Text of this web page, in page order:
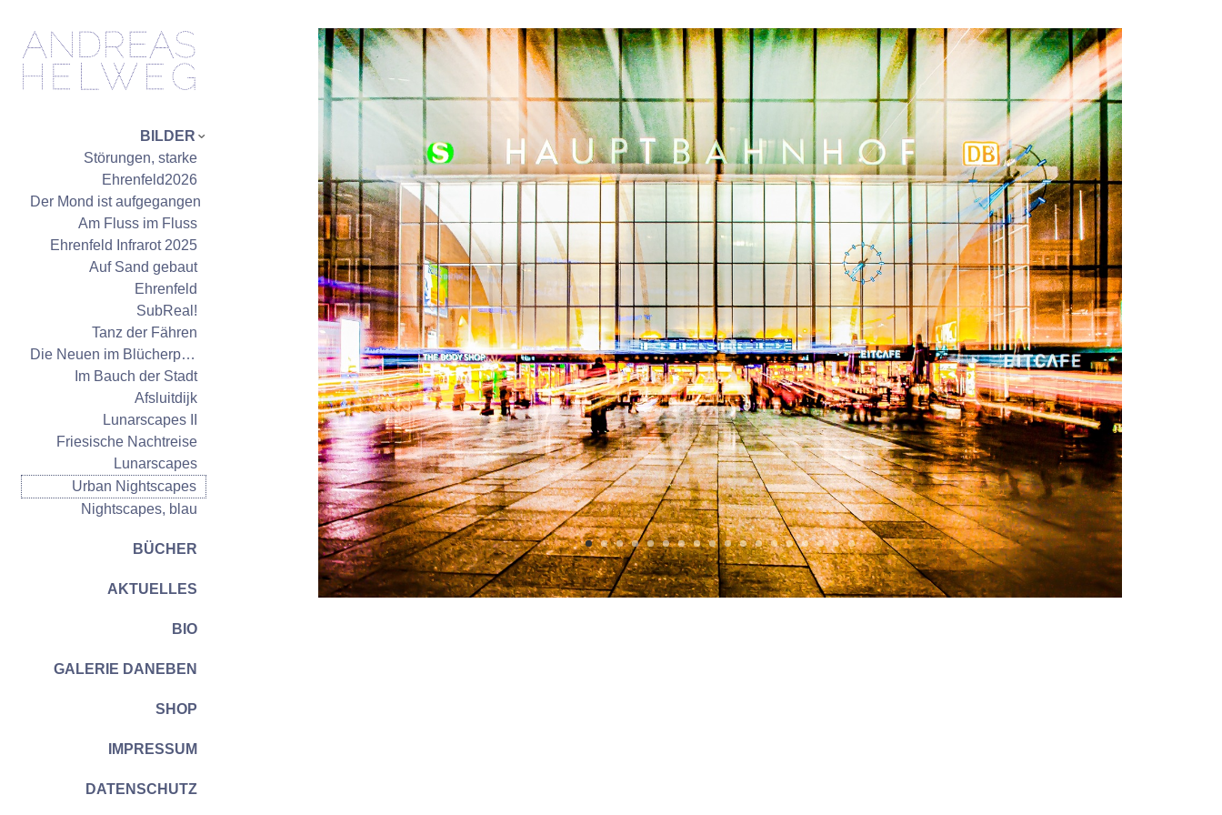
BILDER
Störungen, starke
Ehrenfeld2026
Der Mond ist aufgegangen
Am Fluss im Fluss
Ehrenfeld Infrarot 2025
Auf Sand gebaut
Ehrenfeld
SubReal!
Tanz der Fähren
Die Neuen im Blücherpark
Im Bauch der Stadt
Afsluitdijk
Lunarscapes II
Friesische Nachtreise
Lunarscapes
Urban Nightscapes
Nightscapes, blau
BÜCHER
AKTUELLES
BIO
GALERIE DANEBEN
SHOP
IMPRESSUM
DATENSCHUTZ